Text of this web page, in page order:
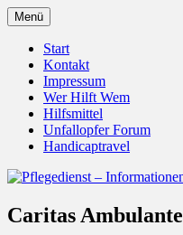
Zum
Inhalt
springen
Pflegedienst
und Suche
Unfallopfer –
Menü
Start
Kontakt
Impressum
Wer Hilft Wem
Hilfsmittel
Unfallopfer Forum
Handicaptravel
Caritas